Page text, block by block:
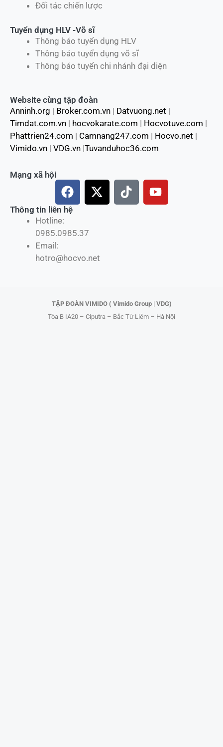
Đối tác chiến lược
Tuyển dụng HLV -Võ sĩ
Thông báo tuyển dụng HLV
Thông báo tuyển dụng võ sĩ
Thông báo tuyển chi nhánh đại diện
Website cùng tập đoàn
Anninh.org | Broker.com.vn | Datvuong.net |
Timdat.com.vn | hocvokarate.com | Hocvotuve.com |
Phattrien24.com | Camnang247.com | Hocvo.net |
Vimido.vn | VDG.vn |Tuvanduhoc36.com
Hotline:
0985.0985.37
Email:
hotro@hocvo.net
Mạng xã hội
F
a
c
b
o
X
-
t
T
i
Y
o
Thông tin liên hệ
TẬP ĐOÀN VIMIDO ( Vimido Group | VDG)
Tòa B IA20 – Ciputra – Bắc Từ Liêm – Hà Nội